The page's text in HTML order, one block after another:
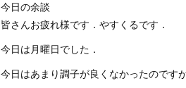
今日の余談
皆さんお疲れ様です．やすくるです．
今日は月曜日でした．
今日はあまり調子が良くなかったのです